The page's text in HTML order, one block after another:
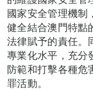
國家安全管理機制
健全結合澳門特點
法律賦予的責任。
專業化水平，充分
防範和打擊各種危
罪活動。